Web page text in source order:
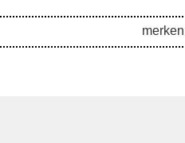
merken